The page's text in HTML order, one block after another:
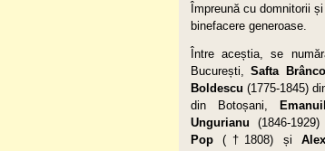
Împreună cu domnitorii
binefacere generoase.
Între aceștia, se
București,Safta
Boldescu (1775-1845)
din Botoșani,
Ungurianu (1846-
Pop(†1808) și